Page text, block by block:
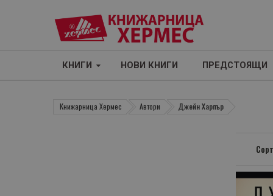
КНИГИ НОВИ КНИГИ ПРЕДСТОЯЩИ
Книжарница Хермес Автори Джейн Харпър